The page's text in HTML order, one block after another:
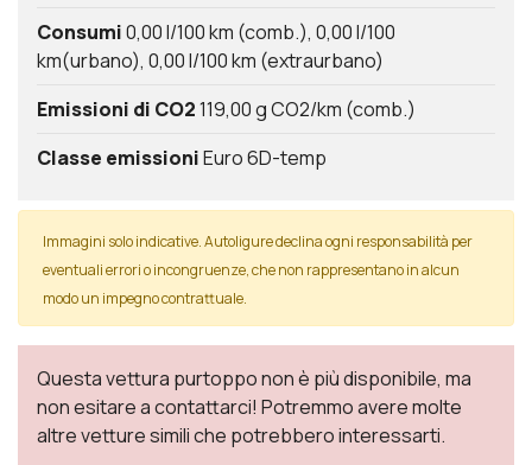
Consumi0,00 l/100 km (comb.) 0,00 l/100
km(urbano) 0,00 l/100 km (extraurbano)
Emissioni di CO2119,00 g CO2/km (comb.)
Classe emissioniEuro 6D-temp
Immagini solo indicative. Autoligure declina ogni responsabilità per
eventuali errori o incongruenze, che non rappresentano in alcun
modo un impegno contrattuale.
Questa vettura purtoppo non è più disponibile, ma
non esitare a contattarci! Potremmo avere molte
altre vetture simili che potrebbero interessarti.